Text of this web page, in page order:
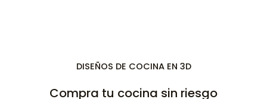
DISEÑOS DE COCINA EN 3D
Compra tu cocina sin riesgo